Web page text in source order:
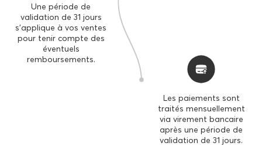
Une période de
validation de 31 jours
s'applique à vos ventes
pour tenir compte des
éventuels
remboursements.
Les paiements sont
traités mensuellement
via virement bancaire
après une période de
validation de 31 jours.